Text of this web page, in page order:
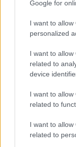
Google for
I want to
personalized
I want to
related to
device
I want to
related to
I want to
related to
Népszerű